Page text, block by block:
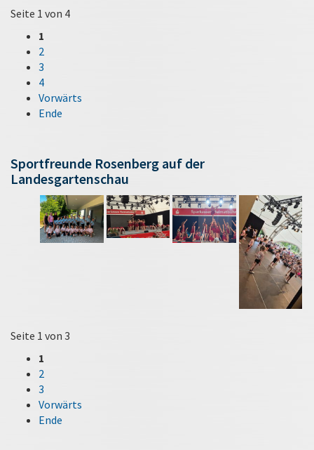
Seite 1 von 4
1
2
3
4
Vorwärts
Ende
Sportfreunde Rosenberg auf der
Landesgartenschau
Seite 1 von 3
1
2
3
Vorwärts
Ende